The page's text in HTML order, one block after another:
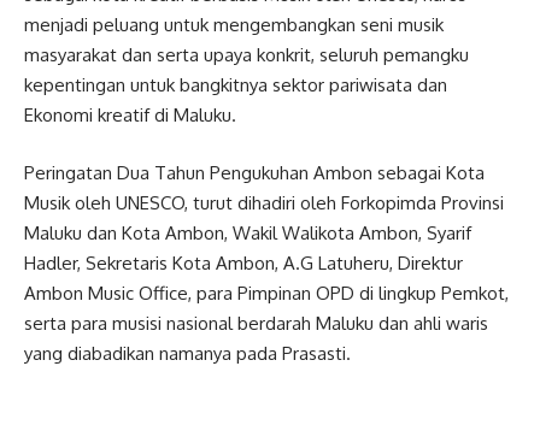
menjadi peluang untuk mengembangkan seni musik
masyarakat dan serta upaya konkrit, seluruh pemangku
kepentingan untuk bangkitnya sektor pariwisata dan
Ekonomi kreatif di Maluku.
Peringatan Dua Tahun Pengukuhan Ambon sebagai Kota
Musik oleh UNESCO, turut dihadiri oleh Forkopimda Provinsi
Maluku dan Kota Ambon, Wakil Walikota Ambon, Syarif
Hadler, Sekretaris Kota Ambon, A.G Latuheru, Direktur
Ambon Music Office, para Pimpinan OPD di lingkup Pemkot,
serta para musisi nasional berdarah Maluku dan ahli waris
yang diabadikan namanya pada Prasasti.